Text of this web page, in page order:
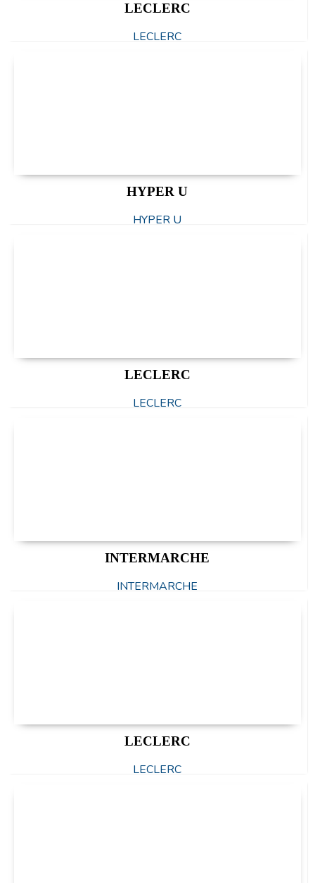
LECLERC
LECLERC
HYPER U
HYPER U
LECLERC
LECLERC
INTERMARCHE
INTERMARCHE
LECLERC
LECLERC